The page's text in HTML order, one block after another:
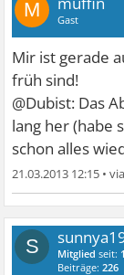
M Gast
Mir ist gerade
früh sind!
@Dubist: Das
lang her (habe
schon alles
21.03.2013 12:15 •
S Mitglied seit:
Beiträge:226